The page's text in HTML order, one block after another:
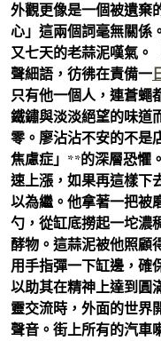
外觀更像是一個被遺棄
心」這兩個詞毫無關係
又七天的老蒜泥嘆氣。
聲細語，彷彿在責備一
只有他一個人，連蒼蠅
鐵鏽與淡淡絕望的味道
零。廖沾沾不安的不是
焦慮症」**的深層恐懼
速上漲，如果再這樣下
以為繼。他拿著一把被
勺，從缸底撈起一坨濃
酵物。這蒜泥被他照顧
用手指彈一下缸邊，確
以助其在精神上達到圓
靈交流時，外面的世界
聲音。街上所有的汽車